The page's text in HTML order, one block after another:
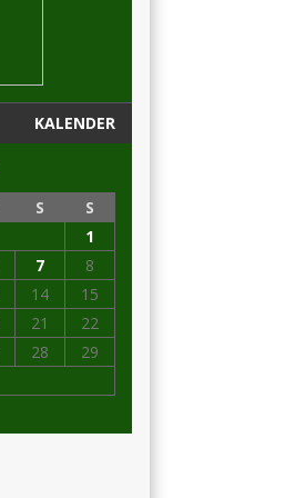
KALENDER
S
S
1
7
8
14
15
21
22
28
29